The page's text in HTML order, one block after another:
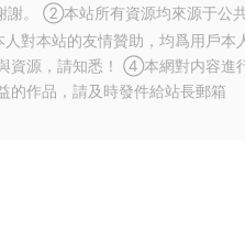
。 ②本站所有資源均來源于公
對本站的友情贊助，均爲用戶本
資源，請知悉！ ④本網對内容進
的作品，請及時發件給站長郵箱